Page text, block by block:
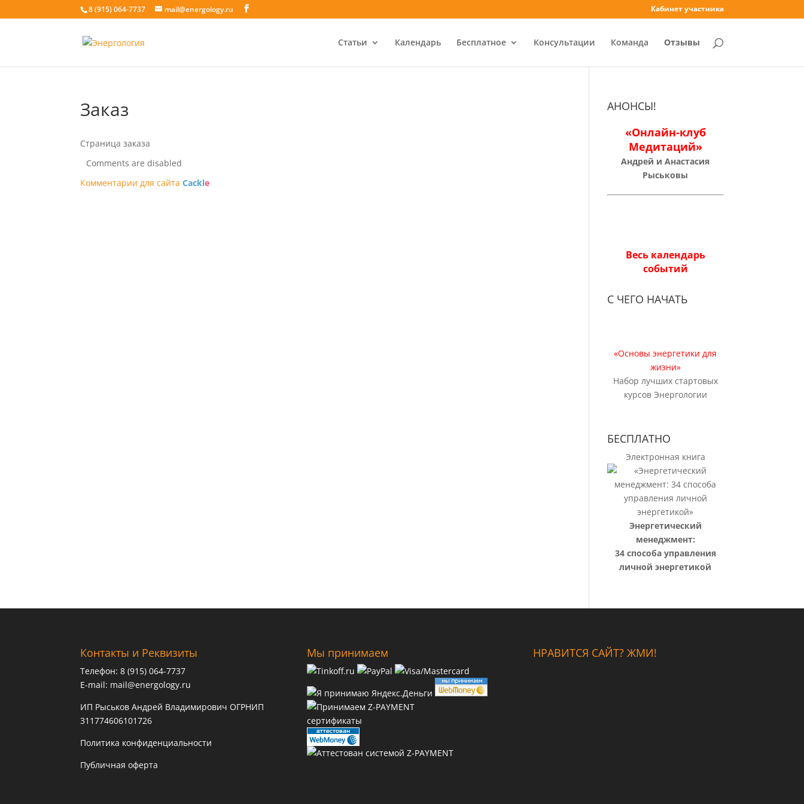
8 (915) 064-7737 mail@energology.ru Кабинет участника
Статьи Календарь Бесплатное Консультации Команда Отзывы
Заказ
Страница заказа
Comments are disabled
Комментарии для сайтаCackle
АНОНСЫ!
«Онлайн-клуб
Медитаций»
Андрей и Анастасия
Рыськовы
Весь календарь
событий
С ЧЕГО НАЧАТЬ
«Основы энергетики для
жизни»
Набор лучших стартовых
курсов Энергологии
БЕСПЛАТНО
Электронная книга
Энергетический
менеджмент:
34 способа управления
личной энергетикой
Контакты и Реквизиты
Телефон: 8 (915) 064-7737
E-mail: mail@energology.ru
ИП Рыськов Андрей Владимирович ОГРНИП
311774606101726
Политика конфиденциальности
Публичная оферта
Мы принимаем
сертификаты
НРАВИТСЯ САЙТ? ЖМИ!